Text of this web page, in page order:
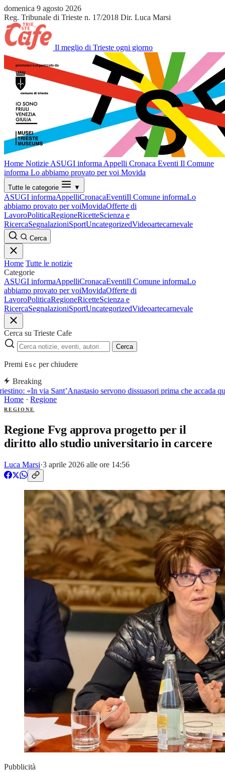
domenica 9 agosto 2026
Reg. Tribunale di Trieste n. 17/2018 Dir. Luca Marsi
Il meglio di Trieste ogni giorno
Home Notizie ASUGI informa Appelli Cronaca Eventi Il Comune
informa Lo abbiamo provato per voi Movida
Tutte le categorie ▼
ASUGI informaAppelliCronacaEventiIl Comune informaLo
abbiamo provato per voiMovidaOfferte di
LavoroPoliticaRegioneRicetteScienza e
RicercaSegnalazioniSportUncategorizedVideoartecarnevale
Cerca
Home Tutte le notizie
Categorie
ASUGI informaAppelliCronacaEventiIl Comune informaLo
abbiamo provato per voiMovidaOfferte di
LavoroPoliticaRegioneRicetteScienza e
RicercaSegnalazioniSportUncategorizedVideoartecarnevale
Cerca su Trieste Cafe
Cerca
Premi Esc per chiudere
Breaking
«In via Sant’Anastasio servono dissuasori prima che accada
Home · Regione
REGIONE
Regione Fvg approva progetto per il
diritto allo studio universitario in carcere
Luca Marsi·3 aprile 2026 alle ore 14:56
Pubblicità